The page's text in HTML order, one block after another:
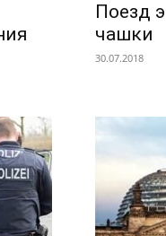
Поезд
чашки
30.07.2018